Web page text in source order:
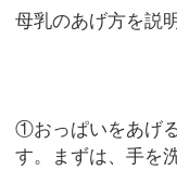
母乳のあげ方を説
①おっぱいをあげ
す。まずは、手を